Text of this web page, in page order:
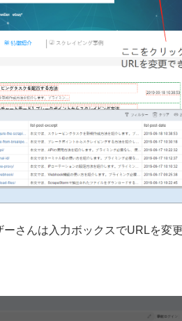
さんは入力ボックスでURLを変